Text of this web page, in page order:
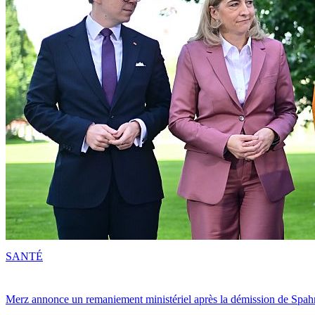
Merz annonce un remaniement ministériel après la démission de
SANTÉ